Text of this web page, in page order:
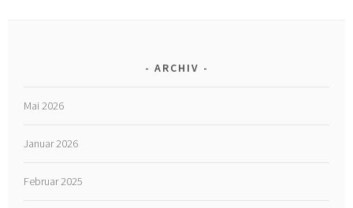
ARCHIV
Mai 2026
Januar 2026
Februar 2025